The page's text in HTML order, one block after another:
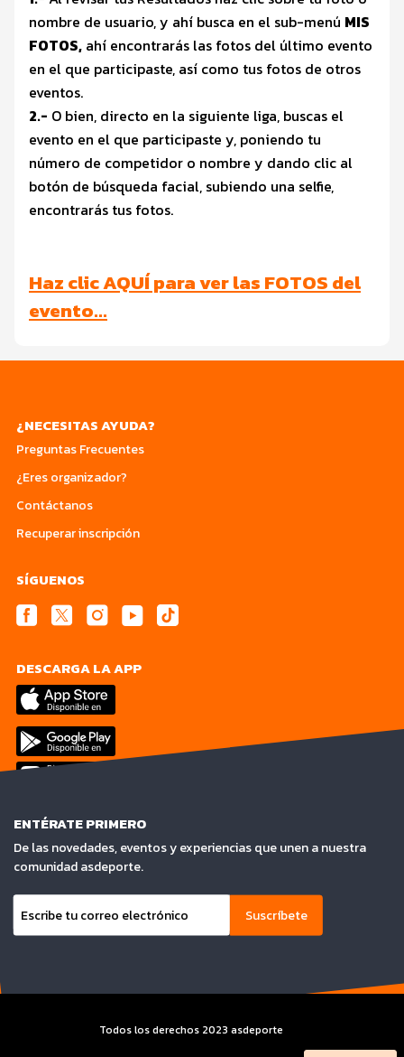
nombre de usuario, y ahí busca en el sub-menú MIS
FOTOS, ahí encontrarás las fotos del último evento
en el que participaste, así como tus fotos de otros
eventos.
2.- O bien, directo en la siguiente liga, buscas el
evento en el que participaste y, poniendo tu
número de competidor o nombre y dando clic al
botón de búsqueda facial, subiendo una selfie,
encontrarás tus fotos.
Haz clic AQUÍ para ver las FOTOS del
evento…
¿NECESITAS AYUDA?
Preguntas Frecuentes
¿Eres organizador?
Contáctanos
Recuperar inscripción
SÍGUENOS
DESCARGA LA APP
ENTÉRATE PRIMERO
De las novedades, eventos y experiencias que unen a nuestra
comunidad asdeporte.
Suscríbete
Todos los derechos 2023 asdeporte
Terminos y condiciones y Aviso de privacidad